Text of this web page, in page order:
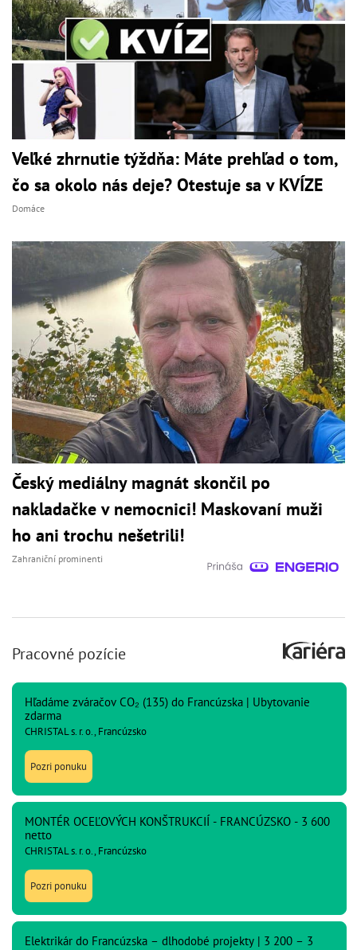
Veľké zhrnutie týždňa: Máte prehľad o tom,
čo sa okolo nás deje? Otestuje sa v KVÍZE
Domáce
Český mediálny magnát skončil po
nakladačke v nemocnici! Maskovaní muži
ho ani trochu nešetrili!
Zahraniční prominenti
Pracovné pozície
Hľadáme zváračov CO₂ (135) do Francúzska | Ubytovanie
zdarma
CHRISTAL s. r. o., Francúzsko
Pozri ponuku
MONTÉR OCEĽOVÝCH KONŠTRUKCIÍ - FRANCÚZSKO - 3 600
netto
CHRISTAL s. r. o., Francúzsko
Pozri ponuku
Elektrikár do Francúzska – dlhodobé projekty | 3 200 – 3